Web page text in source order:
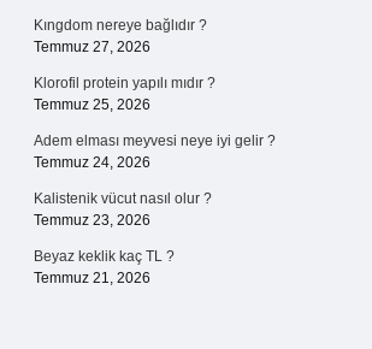
Kıngdom nereye bağlıdır ?
Temmuz 27, 2026
Klorofil protein yapılı mıdır ?
Temmuz 25, 2026
Adem elması meyvesi neye iyi gelir ?
Temmuz 24, 2026
Kalistenik vücut nasıl olur ?
Temmuz 23, 2026
Beyaz keklik kaç TL ?
Temmuz 21, 2026